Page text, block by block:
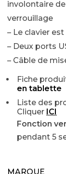
involontaire
verrouillage
– Le clavier
– Deux ports
– Câble de
Fiche
en tablette
Liste des
Cliquer ICI
Fonction
pendant 5